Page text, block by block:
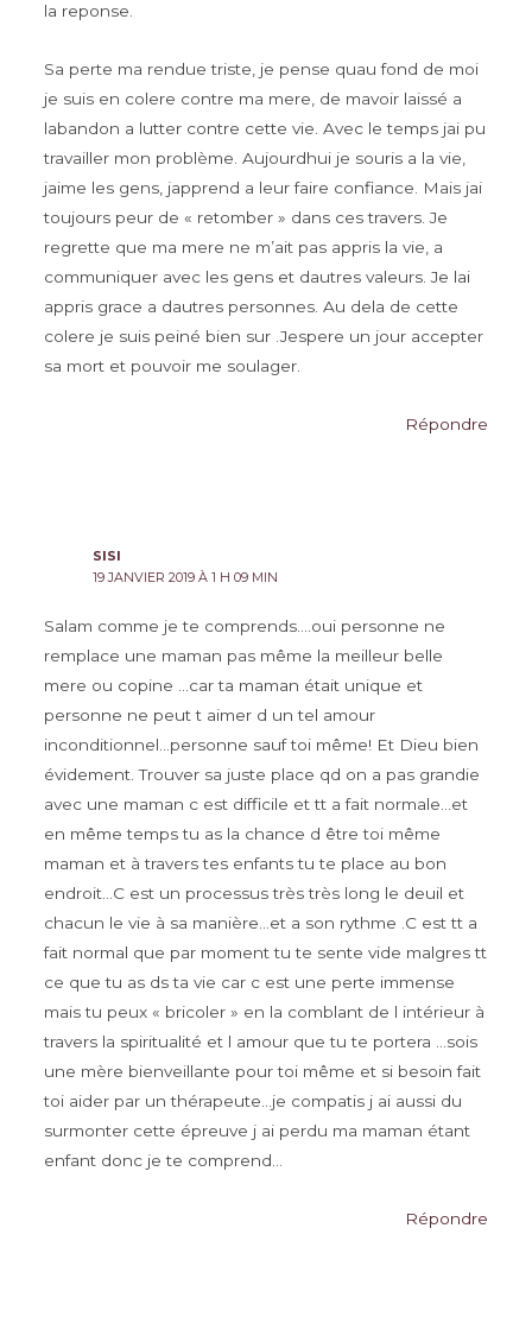
la reponse.
Sa perte ma rendue triste, je pense quau fond de moi
je suis en colere contre ma mere, de mavoir laissé a
labandon a lutter contre cette vie. Avec le temps jai pu
travailler mon problème. Aujourdhui je souris a la vie,
jaime les gens, japprend a leur faire confiance. Mais jai
toujours peur de « retomber » dans ces travers. Je
regrette que ma mere ne m’ait pas appris la vie, a
communiquer avec les gens et dautres valeurs. Je lai
appris grace a dautres personnes. Au dela de cette
colere je suis peiné bien sur .Jespere un jour accepter
sa mort et pouvoir me soulager.
Répondre
SISI
19 JANVIER 2019 À 1 H 09 MIN
Salam comme je te comprends….oui personne ne
remplace une maman pas même la meilleur belle
mere ou copine …car ta maman était unique et
personne ne peut t aimer d un tel amour
inconditionnel…personne sauf toi même! Et Dieu bien
évidement. Trouver sa juste place qd on a pas grandie
avec une maman c est difficile et tt a fait normale…et
en même temps tu as la chance d être toi même
maman et à travers tes enfants tu te place au bon
endroit…C est un processus très très long le deuil et
chacun le vie à sa manière…et a son rythme .C est tt a
fait normal que par moment tu te sente vide malgres tt
ce que tu as ds ta vie car c est une perte immense
mais tu peux « bricoler » en la comblant de l intérieur à
travers la spiritualité et l amour que tu te portera …sois
une mère bienveillante pour toi même et si besoin fait
toi aider par un thérapeute…je compatis j ai aussi du
surmonter cette épreuve j ai perdu ma maman étant
enfant donc je te comprend…
Répondre